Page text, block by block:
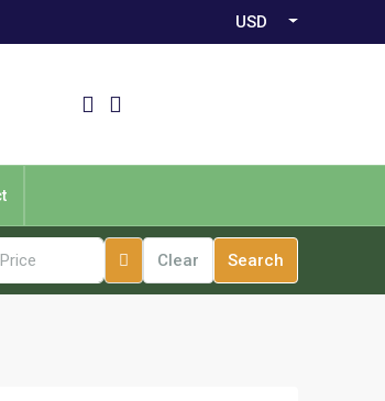
USD
Clear Search